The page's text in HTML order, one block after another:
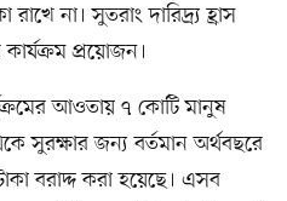
রাখে না। সুতরাং দারিদ্র্য হ্রাস
কার্যক্রম প্রয়োজন।
আওতায় ৭ কোটি মানুষ
সুরক্ষার জন্য বর্তমান অর্থবছরে
বরাদ্দ করা হয়েছে। এসব